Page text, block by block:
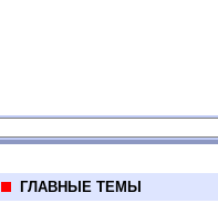
ГЛАВНЫЕ ТЕМЫ